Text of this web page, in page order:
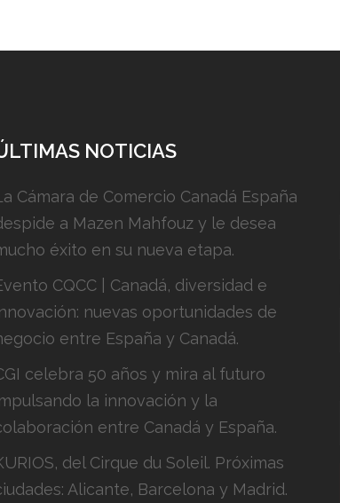
NOTICIAS
Cámara de Comercio Canadá España
a Mazen Mahfouz y le desea
éxito en su nueva etapa.
CQCC | Canadá, diversidad e
nuevas oportunidades de
entre España y Canadá.
celebra 50 años y mira al futuro
la innovación y la
entre Canadá y España.
del Cirque du Soleil. Próximas
Alicante, Barcelona y Madrid.